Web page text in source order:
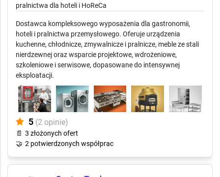
pralnictwa dla hoteli i HoReCa
Dostawca kompleksowego wyposażenia dla gastronomii,
hoteli i pralnictwa przemysłowego. Oferuje urządzenia
kuchenne, chłodnicze, zmywalnicze i pralnicze, meble ze stali
nierdzewnej oraz wsparcie projektowe, wdrożeniowe,
szkoleniowe i serwisowe, dopasowane do intensywnej
eksploatacji.
5 (2 opinie)
📄 3 złożonych ofert
🤝 2 potwierdzonych współprac